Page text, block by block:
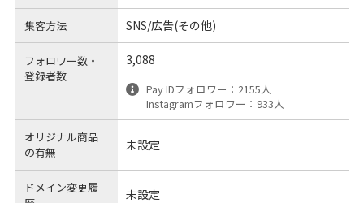
集客方法 SNS/広告(その他)
フォロワー数・
登録者数
3,088
Pay IDフォロワー：2155人
Instagramフォロワー：933人
オリジナル商品
の有無
未設定
ドメイン変更履
未設定